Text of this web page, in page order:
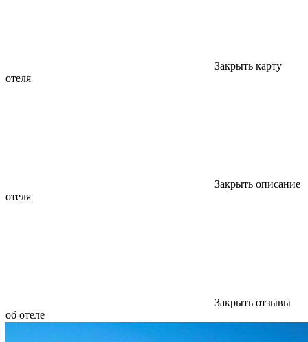
Закрыть карту
отеля
Закрыть описание
отеля
Закрыть отзывы
об отеле